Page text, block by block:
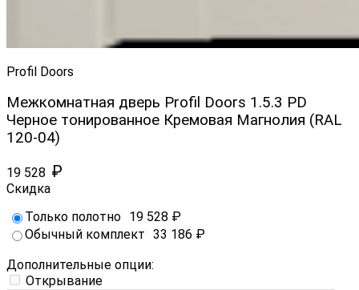
Profil Doors
Межкомнатная дверь Profil Doors 1.5.3 PD
Черное тонированное Кремовая Магнолия (RAL
120-04)
19 528 ₽
Скидка
Только полотно 19 528 ₽
Обычный комплект 33 186 ₽
Дополнительные опции:
Открывание